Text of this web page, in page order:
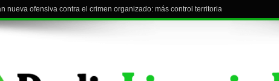
Ovalle reanuda el torneo con visita a Curacaví F.C.